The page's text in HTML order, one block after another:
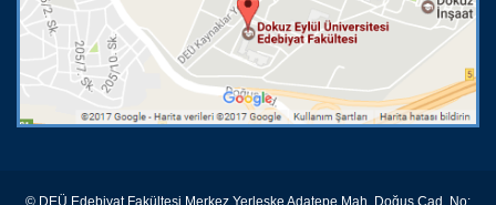
© DEÜ Edebiyat Fakültesi Merkez Yerleşke Adatepe Mah. Doğuş Cad. No: